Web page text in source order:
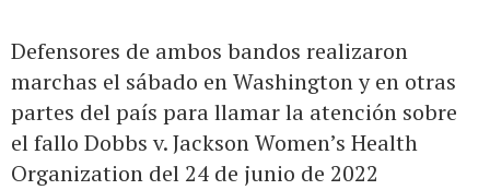
Defensores de ambos bandos realizaron
marchas el sábado en Washington y en otras
partes del país para llamar la atención sobre
el fallo Dobbs v. Jackson Women’s Health
Organization del 24 de junio de 2022